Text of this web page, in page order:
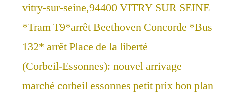
vitry-sur-seine,94400 VITRY SUR SEINE
*Tram T9*arrêt Beethoven Concorde *Bus
132* arrêt Place de la liberté
(Corbeil-Essonnes): nouvel arrivage
marché corbeil essonnes petit prix bon plan